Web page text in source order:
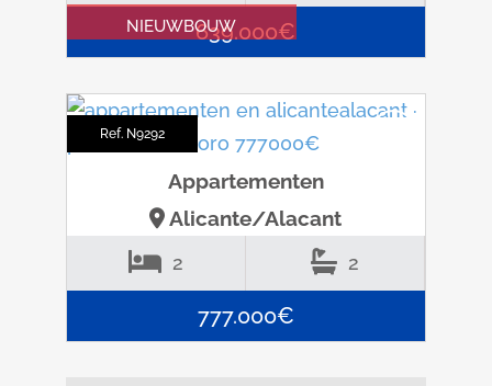
639.000€
Ref. N9292
NIEUWBOUW
Appartementen
Alicante/Alacant
2 2
777.000€